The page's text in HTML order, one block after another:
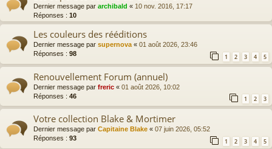
Dernier message par archibald « 10 nov. 2016, 17:17
Réponses : 10
Les couleurs des rééditions
Dernier message par supernova« 01 août 2026, 23:46
Réponses : 98 1 2 3 4 5
Renouvellement Forum (annuel)
Dernier message par freric « 01 août 2026, 10:02
Réponses : 46 1 2 3
Votre collection Blake & Mortimer
Dernier message par Capitaine Blake « 07 juin 2026, 05:52
Réponses : 93 1 2 3 4 5